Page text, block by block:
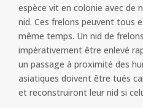
espèce vit en colonie avec de
nid. Ces frelons peuvent tous
même temps. Un nid de
impérativement être enlevé
un passage à proximité des
asiatiques doivent être tués
et reconstruiront leur nid si